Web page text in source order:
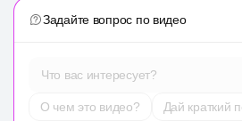
Задайте вопрос по видео
Что вас интересует?
О чем это видео?
Дай краткий